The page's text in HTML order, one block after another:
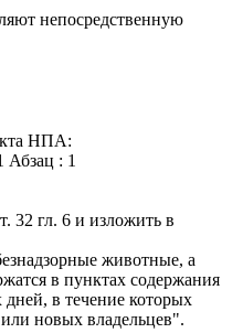
непосредственную
НПА:
Абзац : 1
32 гл. 6 и изложить в
животные, а
в пунктах содержания
в течение которых
новых владельцев".